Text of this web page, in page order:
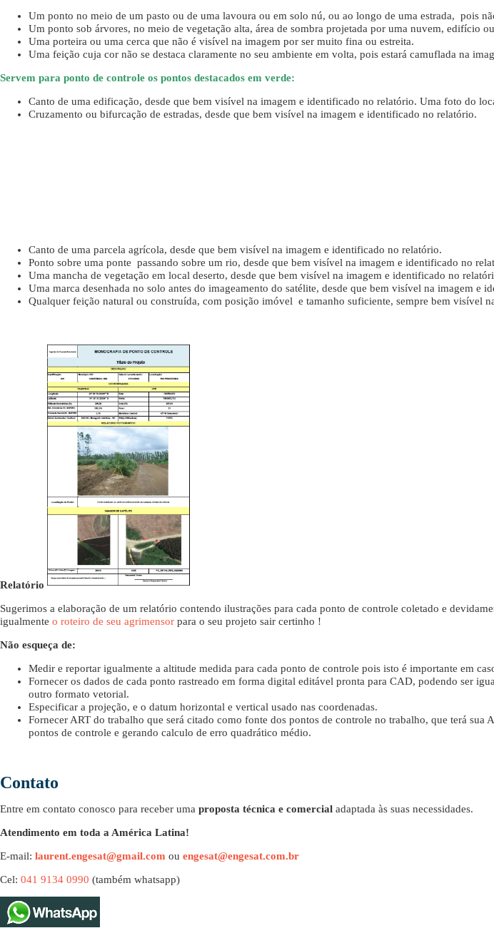
Um ponto no meio de um pasto ou de uma lavoura ou em solo nú, ou ao longo de uma estrada, pois
Um ponto sob árvores, no meio de vegetação alta, área de sombra projetada por uma nuvem, edifício
Uma porteira ou uma cerca que não é visível na imagem por ser muito fina ou estreita.
Uma feição cuja cor não se destaca claramente no seu ambiente em volta, pois estará camuflada na
Servem para ponto de controle os pontos destacados em verde:
Canto de uma edificação, desde que bem visível na imagem e identificado no relatório. Uma foto do
Cruzamento ou bifurcação de estradas, desde que bem visível na imagem e identificado no relatório.
Canto de uma parcela agrícola, desde que bem visível na imagem e identificado no relatório.
Ponto sobre uma ponte passando sobre um rio, desde que bem visível na imagem e identificado no
Uma mancha de vegetação em local deserto, desde que bem visível na imagem e identificado no
Uma marca desenhada no solo antes do imageamento do satélite, desde que bem visível na imagem e
Qualquer feição natural ou construída, com posição imóvel e tamanho suficiente, sempre bem visível
Relatório
Sugerimos a elaboração de um relatório contendo ilustrações para cada ponto de controle coletado e
igualmente o roteiro de seu agrimensor para o seu projeto sair certinho !
Não esqueça de:
Medir e reportar igualmente a altitude medida para cada ponto de controle pois isto é importante em
Fornecer os dados de cada ponto rastreado em forma digital editável pronta para CAD, podendo ser
outro formato vetorial.
Especificar a projeção, e o datum horizontal e vertical usado nas coordenadas.
Fornecer ART do trabalho que será citado como fonte dos pontos de controle no trabalho, que terá
pontos de controle e gerando calculo de erro quadrático médio.
Contato
Entre em contato conosco para receber uma proposta técnica e comercial adaptada às suas necessidades.
Atendimento em toda a América Latina!
E-mail: laurent.engesat@gmail.com ou engesat@engesat.com.br
Cel: 041 9134 0990 (também whatsapp)